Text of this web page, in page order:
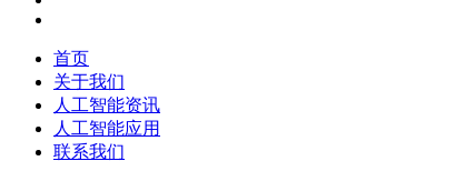
首页
关于我们
人工智能资讯
人工智能应用
联系我们